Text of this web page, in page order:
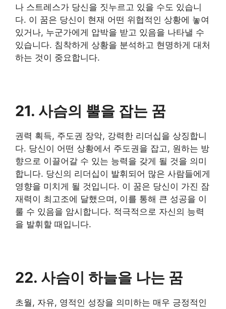
나 스트레스가 당신을 짓누르고 있을 수도 있습니
다. 이 꿈은 당신이 현재 어떤 위협적인 상황에 놓여
있거나, 누군가에게 압박을 받고 있음을 나타낼 수
있습니다. 침착하게 상황을 분석하고 현명하게 대처
하는 것이 중요합니다.
21. 사슴의 뿔을 잡는 꿈
권력 획득, 주도권 장악, 강력한 리더십을 상징합니
다. 당신이 어떤 상황에서 주도권을 잡고, 원하는 방
향으로 이끌어갈 수 있는 능력을 갖게 될 것을 의미
합니다. 당신의 리더십이 발휘되어 많은 사람들에게
영향을 미치게 될 것입니다. 이 꿈은 당신이 가진 잠
재력이 최고조에 달했으며, 이를 통해 큰 성공을 이
룰 수 있음을 암시합니다. 적극적으로 자신의 능력
을 발휘할 때입니다.
22. 사슴이 하늘을 나는 꿈
초월, 자유, 영적인 성장을 의미하는 매우 긍정적인